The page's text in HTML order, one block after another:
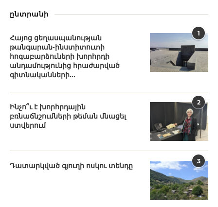
ընտրանի
1
Հայոց ցեղասպանության
թանգարան-ինստիտուտի
հոգաբարձուների խորհրդի
անդամությունից հրաժարված
գիտնականների...
2
Ինչո՞ւ է խորհրդային
բռնաճնշումների թեման մնացել
ստվերում
3
Դատարկված գյուղի ոսկու տենդը